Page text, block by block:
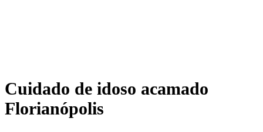
Cuidado de idoso acamado
Florianópolis